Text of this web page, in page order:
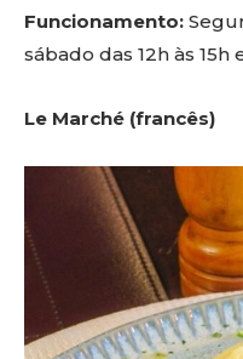
Funcionamento:
sábado das 12h às 15h
Le Marché (francês)